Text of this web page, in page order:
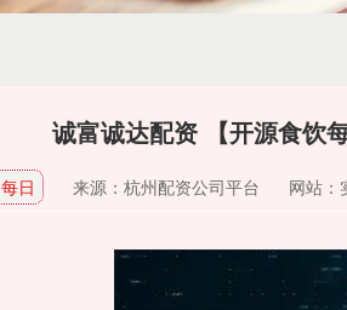
诚富诚达配资 【开源食饮
每日 来源：杭州配资公司平台 网站：